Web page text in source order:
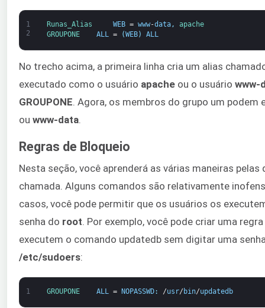
1
2
Runas_Alias WEB = www-data,
apache
GROUPONE ALL = (WEB) ALL
No trecho acima, a primeira linha cria um alias
executado como o usuário apache ou o usuário www-
GROUPONE . Agora, os membros do grupo um
ou www-data
Regras de Bloqueio
Nesta seção, você aprenderá as várias maneiras
chamada. Alguns comandos são relativamente
casos, você pode permitir que os usuários os
senha do root. Por exemplo, você pode criar uma
executem o comando updatedb sem digitar uma
/etc/sudoers:
1 GROUPONE ALL = NOPASSWD: /usr/ bin/updatedb